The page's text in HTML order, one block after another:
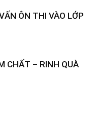
ÔN THI VÀO LỚP
CHẤT – RINH QUÀ